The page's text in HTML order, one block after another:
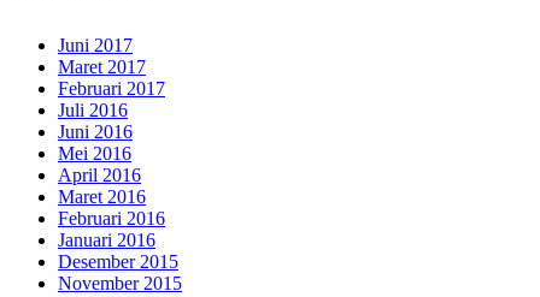
Juni 2017
Maret 2017
Februari 2017
Juli 2016
Juni 2016
Mei 2016
April 2016
Maret 2016
Februari 2016
Januari 2016
Desember 2015
November 2015